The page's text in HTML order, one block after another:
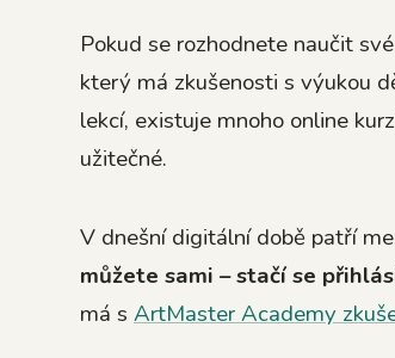
Pokud se rozhodnete naučit
který má zkušenosti s výukou
lekcí, existuje mnoho online
užitečné.
V dnešní digitální době patří
můžete sami – stačí se
má s ArtMaster Academy